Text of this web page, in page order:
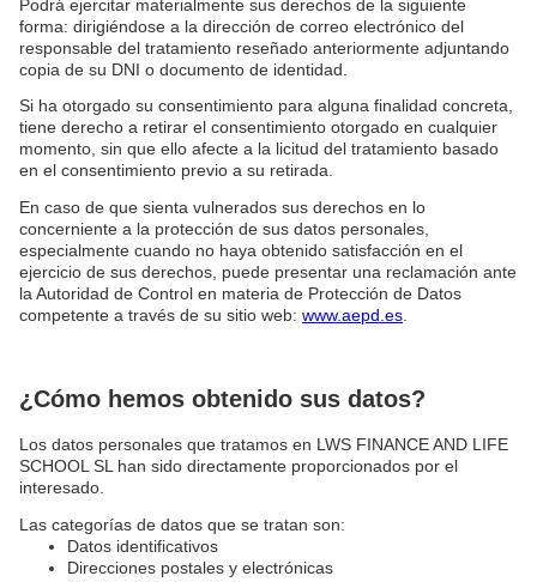
Podrá ejercitar materialmente sus derechos de la siguiente
forma: dirigiéndose a la dirección de correo electrónico del
responsable del tratamiento reseñado anteriormente adjuntando
copia de su DNI o documento de identidad.
Si ha otorgado su consentimiento para alguna finalidad concreta,
tiene derecho a retirar el consentimiento otorgado en cualquier
momento, sin que ello afecte a la licitud del tratamiento basado
en el consentimiento previo a su retirada.
En caso de que sienta vulnerados sus derechos en lo
concerniente a la protección de sus datos personales,
especialmente cuando no haya obtenido satisfacción en el
ejercicio de sus derechos, puede presentar una reclamación ante
la Autoridad de Control en materia de Protección de Datos
competente a través de su sitio web: www.aepd.es
¿Cómo hemos obtenido sus datos?
Los datos personales que tratamos en LWS FINANCE AND LIFE
SCHOOL SL han sido directamente proporcionados por el
interesado.
Las categorías de datos que se tratan son:
Datos identificativos
Direcciones postales y electrónicas